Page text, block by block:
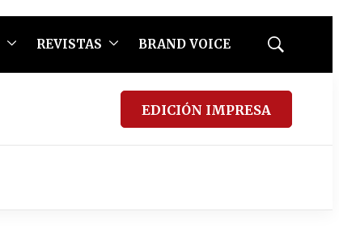
REVISTAS BRAND VOICE
Mostrar
EDICIÓN IMPRESA